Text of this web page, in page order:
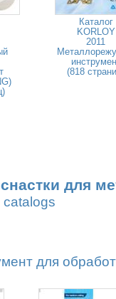
Каталог
KORLOY
2011
(818
для
catalogs
для